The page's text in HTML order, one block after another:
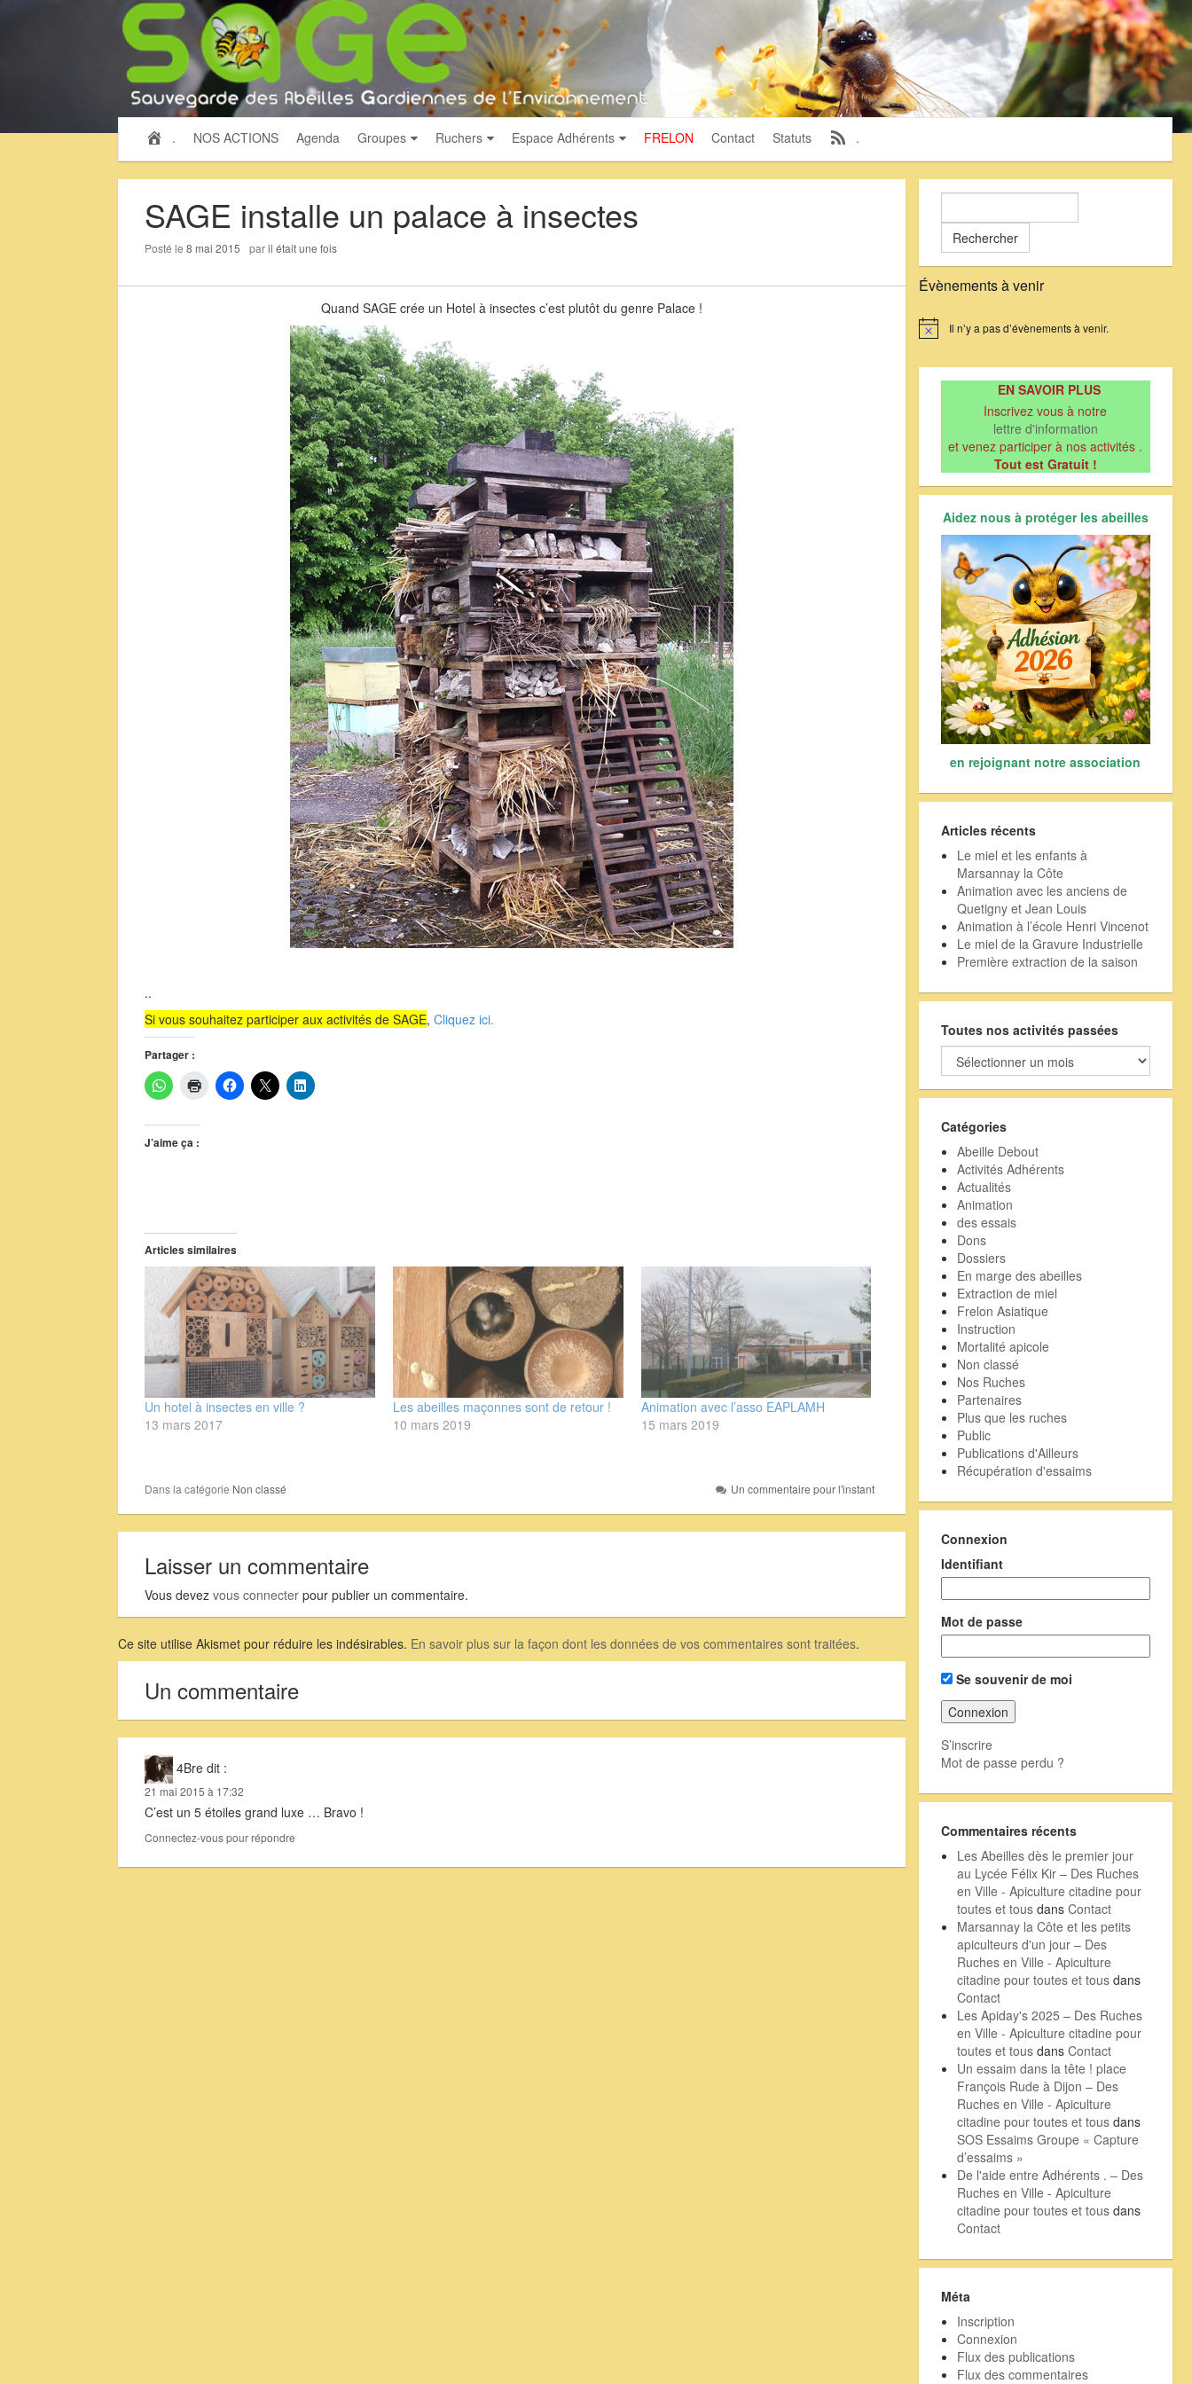
. NOS ACTIONS Agenda Groupes Ruchers Espace Adhérents FRELON Contact Statuts .
SAGE installe un palace à insectes
Posté le8 mai 2015 paril était une fois
Quand SAGE crée un Hotel à insectes c’est plutôt du genre Palace !
..
Si vous souhaitez participer aux activités de SAGE,Cliquez ici.
Partager :
J’aime ça :
Articles similaires
Un hotel à insectes en ville ?
13 mars 2017
Les abeilles maçonnes sont de retour !
10 mars 2019
Animation avec l’asso EAPLAMH
15 mars 2019
Dans la catégorie Non classé Un commentaire pour l'instant
Laisser un commentaire
Vous devezvous connecter pour publier un commentaire.
Ce site utilise Akismet pour réduire les indésirables. En savoir plus sur la façon dont les données de vos commentaires sont traitées.
Un commentaire
4Bre dit :
21 mai 2015 à 17:32
C’est un 5 étoiles grand luxe … Bravo !
Connectez-vous pour répondre
Évènements à venir
Notice Il n’y a pas d’évènements à venir.
EN SAVOIR PLUS
Inscrivez vous à notre
lettre d'information
et venez participer à nos activités .
Tout est Gratuit !
Aidez nous à protéger les abeilles
en rejoignant notre association
Articles récents
Le miel et les enfants à
Marsannay la Côte
Animation avec les anciens de
Quetigny et Jean Louis
Animation à l’école Henri Vincenot
Le miel de la Gravure Industrielle
Première extraction de la saison
Toutes nos activités passées
Toutes
nos
activités
Catégories
Abeille Debout
Activités Adhérents
Actualités
Animation
des essais
Dons
Dossiers
En marge des abeilles
Extraction de miel
Frelon Asiatique
Instruction
Mortalité apicole
Non classé
Nos Ruches
Partenaires
Plus que les ruches
Public
Publications d'Ailleurs
Récupération d'essaims
Connexion
Identifiant
Mot de passe
Se souvenir de moi
S’inscrire
Mot de passe perdu ?
Commentaires récents
Les Abeilles dès le premier jour
au Lycée Félix Kir – Des Ruches
en Ville - Apiculture citadine pour
toutes et tousdans Contact
Marsannay la Côte et les petits
apiculteurs d'un jour – Des
Ruches en Ville - Apiculture
citadine pour toutes et tousdans
Contact
Les Apiday's 2025 – Des Ruches
en Ville - Apiculture citadine pour
toutes et tousdans Contact
Un essaim dans la tête ! place
François Rude à Dijon – Des
Ruches en Ville - Apiculture
citadine pour toutes et tousdans
SOS Essaims Groupe « Capture
d’essaims »
De l'aide entre Adhérents . – Des
Ruches en Ville - Apiculture
citadine pour toutes et tousdans
Contact
Méta
Inscription
Connexion
Flux des publications
Flux des commentaires